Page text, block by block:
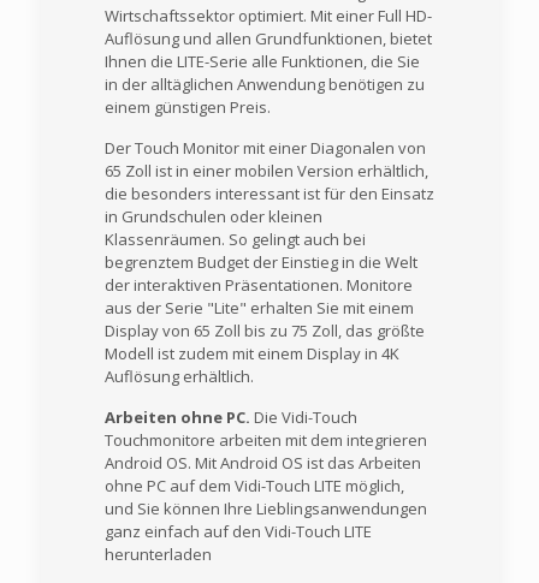
Wirtschaftssektor optimiert. Mit einer Full HD-
Auflösung und allen Grundfunktionen, bietet
Ihnen die LITE-Serie alle Funktionen, die Sie
in der alltäglichen Anwendung benötigen zu
einem günstigen Preis.
Der Touch Monitor mit einer Diagonalen von
65 Zoll ist in einer mobilen Version erhältlich,
die besonders interessant ist für den Einsatz
in Grundschulen oder kleinen
Klassenräumen. So gelingt auch bei
begrenztem Budget der Einstieg in die Welt
der interaktiven Präsentationen. Monitore
aus der Serie "Lite" erhalten Sie mit einem
Display von 65 Zoll bis zu 75 Zoll, das größte
Modell ist zudem mit einem Display in 4K
Auflösung erhältlich.
Arbeiten ohne PC. Die Vidi-Touch
Touchmonitore arbeiten mit dem integrieren
Android OS. Mit Android OS ist das Arbeiten
ohne PC auf dem Vidi-Touch LITE möglich,
und Sie können Ihre Lieblingsanwendungen
ganz einfach auf den Vidi-Touch LITE
herunterladen